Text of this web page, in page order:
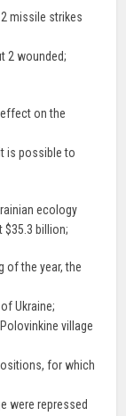
missile strikes
2 wounded;
on the
is possible to
ecology
$35.3 billion;
of the year, the
Ukraine;
village
for which
were repressed